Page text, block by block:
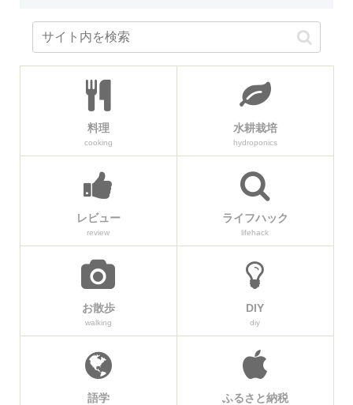
料理
cooking
水耕栽培
hydroponics
レビュー
review
ライフハック
lifehack
お散歩
walking
DIY
diy
語学 ふるさと納税